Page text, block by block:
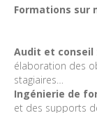
Formations sur
Audit et conseil
élaboration des
stagiaires…
Ingénierie de
et des supports